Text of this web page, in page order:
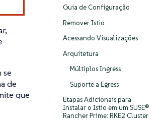
Guia de Configuração
Remover Istio
Acessando Visualizações
Arquitetura
Múltiplos Ingress
Suporte a Egress
Etapas Adicionais para
Instalar o Istio em um SUSE®
Rancher Prime: RKE2 Cluster
se
de
que